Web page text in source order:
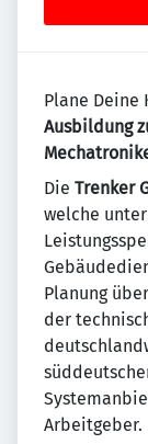
Plane Deine
Ausbildung
Die Trenker
welche
Planung
der
Arbeitgeber.